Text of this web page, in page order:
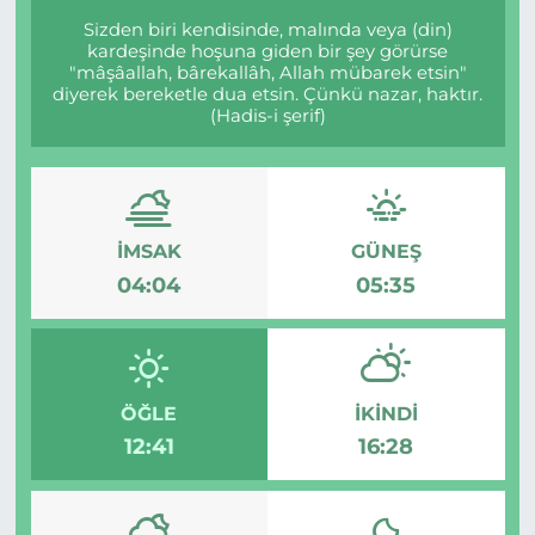
Sizden biri kendisinde, malında veya (din)
kardeşinde hoşuna giden bir şey görürse
"mâşâallah, bârekallâh, Allah mübarek etsin"
diyerek bereketle dua etsin. Çünkü nazar, haktır.
(Hadis-i şerif)
İMSAK
04:04
GÜNEŞ
05:35
ÖĞLE
12:41
İKINDI
16:28